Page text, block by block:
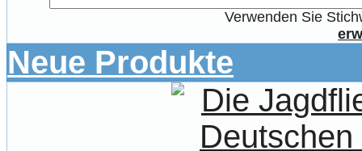
Verwenden Sie
Neue Produkte